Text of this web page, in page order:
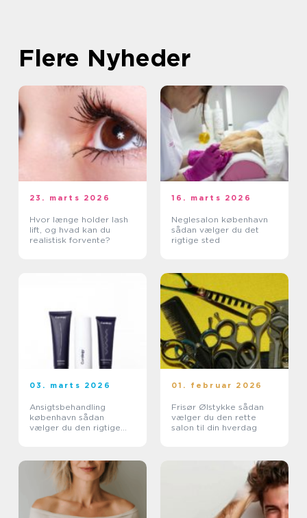
Flere Nyheder
23. marts 2026
Hvor længe holder lash
lift, og hvad kan du
realistisk forvente?
16. marts 2026
Neglesalon københavn
sådan vælger du det
rigtige sted
03. marts 2026
Ansigtsbehandling
københavn sådan
vælger du den rigtige
01. februar 2026
Frisør Ølstykke sådan
vælger du den rette
salon til din hverdag